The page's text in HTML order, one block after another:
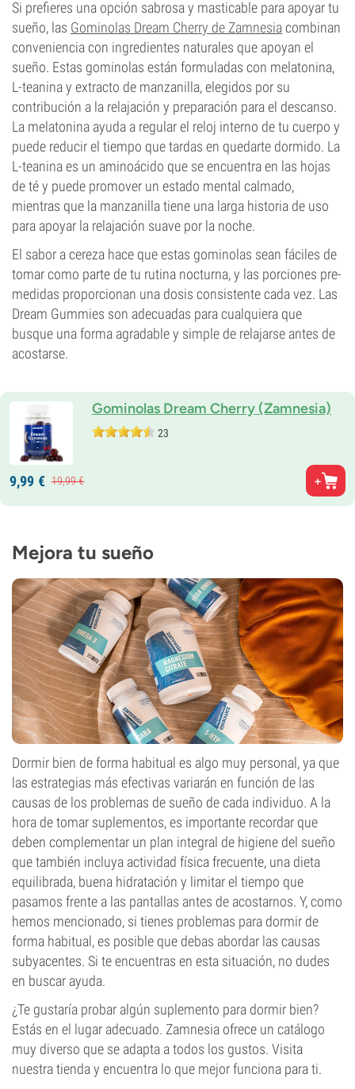
Si prefieres una opción sabrosa y masticable para apoyar tu
sueño, las Gominolas Dream Cherry de Zamnesiacombinan
conveniencia con ingredientes naturales que apoyan el
sueño. Estas gominolas están formuladas con melatonina,
L-teanina y extracto de manzanilla, elegidos por su
contribución a la relajación y preparación para el descanso.
La melatonina ayuda a regular el reloj interno de tu cuerpo y
puede reducir el tiempo que tardas en quedarte dormido. La
L-teanina es un aminoácido que se encuentra en las hojas
de té y puede promover un estado mental calmado,
mientras que la manzanilla tiene una larga historia de uso
para apoyar la relajación suave por la noche.
El sabor a cereza hace que estas gominolas sean fáciles de
tomar como parte de tu rutina nocturna, y las porciones pre-
medidas proporcionan una dosis consistente cada vez. Las
Dream Gummies son adecuadas para cualquiera que
busque una forma agradable y simple de relajarse antes de
acostarse.
Gominolas Dream Cherry (Zamnesia)
23
9,99 € 19,99€
Mejora tu sueño
Dormir bien de forma habitual es algo muy personal, ya que
las estrategias más efectivas variarán en función de las
causas de los problemas de sueño de cada individuo. A la
hora de tomar suplementos, es importante recordar que
deben complementar un plan integral de higiene del sueño
que también incluya actividad física frecuente, una dieta
equilibrada, buena hidratación y limitar el tiempo que
pasamos frente a las pantallas antes de acostarnos. Y, como
hemos mencionado, si tienes problemas para dormir de
forma habitual, es posible que debas abordar las causas
subyacentes. Si te encuentras en esta situación, no dudes
en buscar ayuda.
¿Te gustaría probar algún suplemento para dormir bien?
Estás en el lugar adecuado. Zamnesia ofrece un catálogo
muy diverso que se adapta a todos los gustos. Visita
nuestra tienda y encuentra lo que mejor funciona para ti.